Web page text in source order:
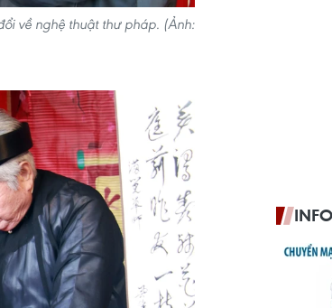
về nghệ thuật thư pháp. (Ảnh: